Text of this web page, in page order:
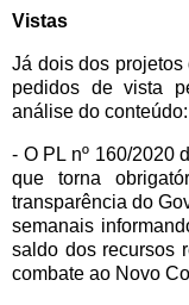
Vistas
Já dois dos
pedidos de vista
análise do conteúdo:
- O PL nº 160/2020
que torna
transparência do
semanais
saldo dos recursos
combate ao Novo